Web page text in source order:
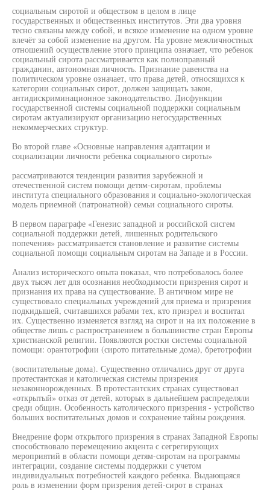
социальным сиротой и обществом в целом в лице
государственных и общественных институтов. Эти два уровня
тесно связаны между собой, и всякое изменение на одном уровне
влечёт за собой изменение на другом. На уровне межличностных
отношений осуществление этого принципа означает, что ребенок
социальный сирота рассматривается как полноправный
гражданин, автономная личность. Признание равенства на
политическом уровне означает, что права детей, относящихся к
категории социальных сирот, должен защищать закон,
антидискриминационное законодательство. Дисфункции
государственной системы социальной поддержки социальным
сиротам актуализируют организацию негосударственных
некоммерческих структур.
Во второй главе «Основные направления адаптации и
социализации личности ребенка социального сироты»
рассматриваются тенденции развития зарубежной и
отечественной систем помощи детям-сиротам, проблемы
института специального образования и социально-экологическая
модель приемной (патронатной) семьи социального сироты.
В первом параграфе «Генезис западной и российской сисгем
социальной поддержки детей, лишенных родительского
попечения» рассматривается становление и развитие системы
социальной помощи социальным сиротам на Западе и в России.
Анализ исторического опыта показал, что потребовалось более
двух тысяч лет для осознания необходимости призрения сирот и
признания их права на существование. В античном мире не
существовало специальных учреждений для приема и призрения
подкидышей, считавшихся рабами тех, кто призрел и воспитал
их. Существенно изменяется взгляд на сирот и на их положение в
обществе лишь с распространением в большинстве стран Европы
христианской религии. Появляются ростки системы социальной
помощи: орантотрофии (сирото питательные дома), бретотрофии
(воспитательные дома). Существенно отличались друг от друга
протестантская и католическая системы призрения
незаконнорожденных. В протестантских странах существовал
«открытый» отказ от детей, которых в дальнейшем распределяли
среди общин. Особенность католического призрения - устройство
больших воспитательных домов и сохранение тайны рождения.
Внедрение форм открытого призрения в странах Западной Европы
способствовало перемещению акцента с сегрегирующих
мероприятий в области помощи детям-сиротам на программы
интеграции, создание системы поддержки с учетом
индивидуальных потребностей каждого ребенка. Выдающаяся
роль в изменении форм призрения детей-сирот в странах